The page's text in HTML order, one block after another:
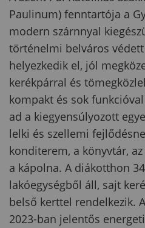
Paulinum) fenntartója a
modern szárnnyal
történelmi belváros
helyezkedik el, jól
kerékpárral és
kompakt és sok
ad a kiegyensúlyozott
lelki és szellemi
konditerem, a könyvtár,
a kápolna. A diákotthon
lakóegységből áll, sajt
belső kerttel rendelkezik.
2023-ban jelentős